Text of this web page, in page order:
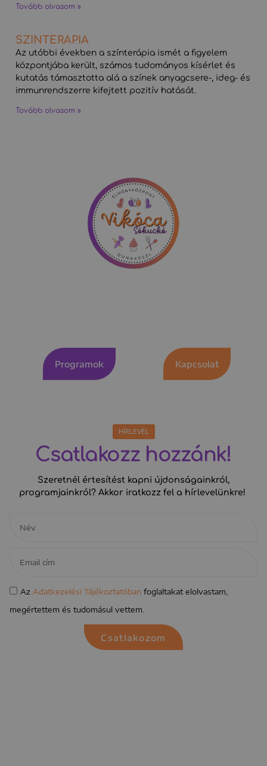
Tovább olvasom »
SZÍNTERÁPIA
Az utóbbi években a színterápia ismét a figyelem
központjába került, számos tudományos kísérlet és
kutatás támasztotta alá a színek anyagcsere-, ideg- és
immunrendszerre kifejtett pozitív hatását.
Tovább olvasom »
Programok Kapcsolat
HÍRLEVÉL
Csatlakozz hozzánk!
Szeretnél értesítést kapni újdonságainkról,
programjainkról? Akkor iratkozz fel a hírlevelünkre!
Az Adatkezelési Tájékoztatóban foglaltakat elolvastam,
megértettem és tudomásul vettem.
Csatlakozom